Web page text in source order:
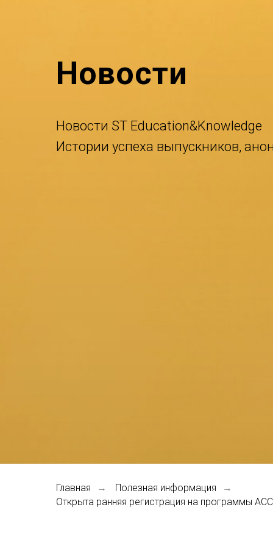
Новости
Новости ST Education&Knowledge
Истории успеха выпускников,
Главная → Полезная информация →
Открыта ранняя регистрация на программы